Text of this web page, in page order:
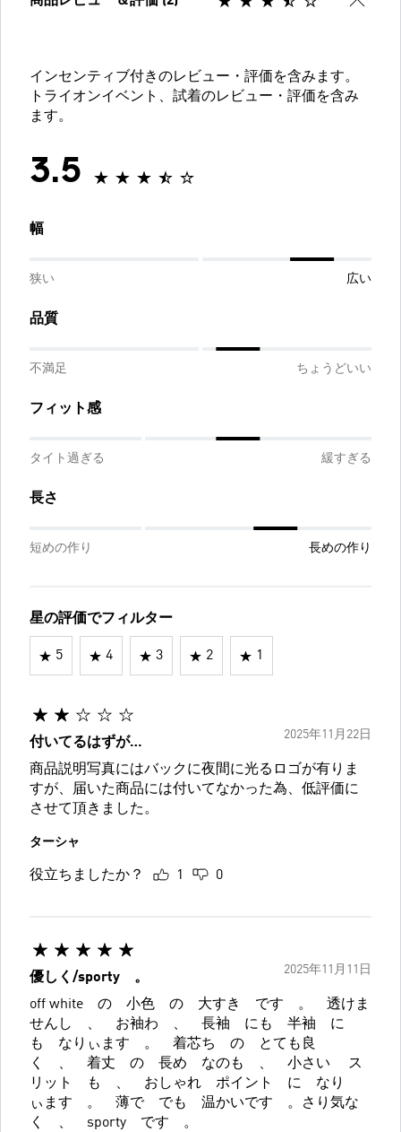
インセンティブ付きのレビュー・評価を含みます。
トライオンイベント、試着のレビュー・評価を含み
ます。
3.5
幅
狭い 広い
品質
不満足 ちょうどいい
フィット感
タイト過ぎる 緩すぎる
長さ
短めの作り 長めの作り
星の評価でフィルター
5 4 3 2 1
2025年11月22日
付いてるはずが…
商品説明写真にはバックに夜間に光るロゴが有りま
すが、届いた商品には付いてなかった為、低評価に
させて頂きました。
ターシャ
役立ちましたか？ 1 0
2025年11月11日
優しく/sporty 。
off white の 小色 の 大すき です 。 透けま
せんし 、 お袖わ 、 長袖 にも 半袖 に
も なりぃます 。 着芯ち の とても良
く 、 着丈 の 長め なのも 、 小さい ス
リット も 、 おしゃれ ポイント に なり
ぃます 。 薄で でも 温かいです 。さり気な
く 、 sporty です 。